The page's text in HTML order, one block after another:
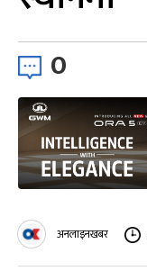
0
अनलाइनखबर